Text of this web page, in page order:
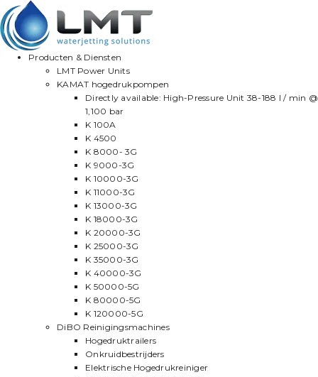
Producten & Diensten
LMT Power Units
KAMAT hogedrukpompen
Directly available: High-Pressure Unit 38-188 l / min @
1,100 bar
K 100A
K 4500
K 8000- 3G
K 9000-3G
K 10000-3G
K 11000-3G
K 13000-3G
K 18000-3G
K 20000-3G
K 25000-3G
K 35000-3G
K 40000-3G
K 50000-5G
K 80000-5G
K 120000-5G
DiBO Reinigingsmachines
Hogedruktrailers
Onkruidbestrijders
Elektrische Hogedrukreiniger